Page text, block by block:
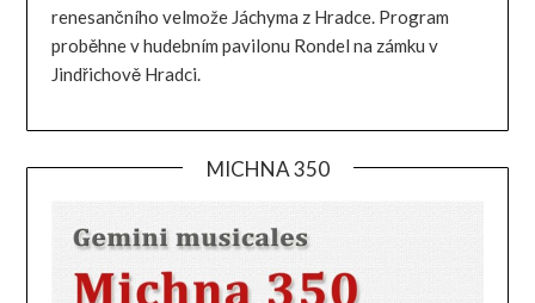
renesančního velmože Jáchyma z Hradce. Program
proběhne v hudebním pavilonu Rondel na zámku v
Jindřichově Hradci.
MICHNA 350